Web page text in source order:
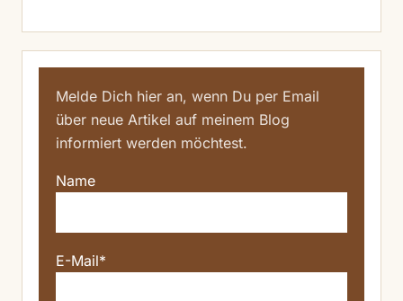
Melde Dich hier an, wenn Du per Email
über neue Artikel auf meinem Blog
informiert werden möchtest.
Name
E-Mail*